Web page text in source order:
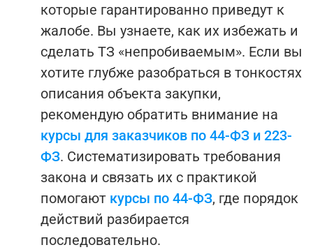
которые гарантированно приведут к
жалобе. Вы узнаете, как их избежать и
сделать ТЗ «непробиваемым». Если вы
хотите глубже разобраться в тонкостях
описания объекта закупки,
рекомендую обратить внимание на
курсы для заказчиков по 44-ФЗ и 223-
ФЗ. Систематизировать требования
закона и связать их с практикой
помогают курсы по 44-ФЗ, где порядок
действий разбирается
последовательно.